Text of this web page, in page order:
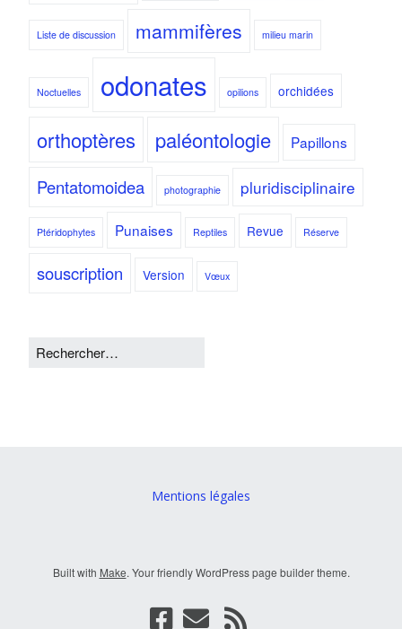
Liste de discussion mammifères milieu marin
Noctuelles odonates opilions orchidées
orthoptères paléontologie Papillons
Pentatomoidea photographie pluridisciplinaire
Ptéridophytes Punaises Reptiles Revue Réserve
souscription Version Vœux
Mentions légales
Built with Make. Your friendly WordPress page builder theme.